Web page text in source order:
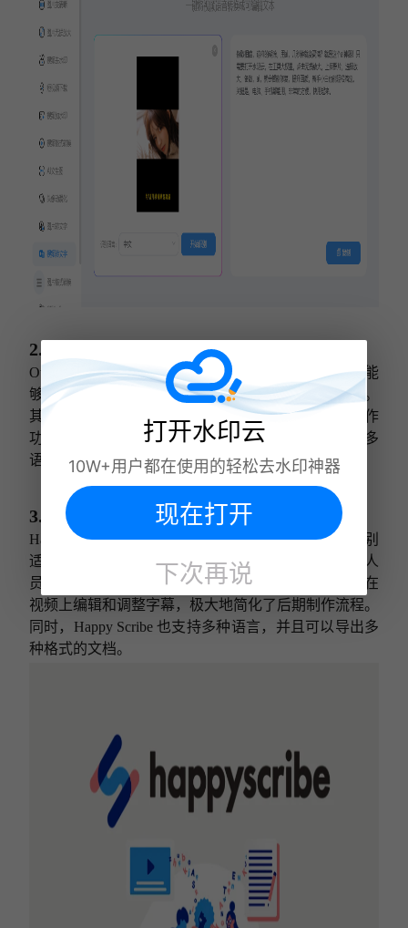
2.Otter.ai
Otter.ai 是一个广受好评的在线语音转文字服务，它能
够实时记录和转录会议、讲座或任何其他类型的对话。
其亮点在于高准确性的语音识别技术和强大的实时协作
功能。此外，它还支持多种语言，非常适合需要进行多
语言转录的用户使用。
3.Happy Scribe
Happy Scribe 是一款功能强大的视频转文字工具，特别
适合那些需要为视频内容制作字幕的创作者和营销人
员。除了基本的文字转录功能外，它还允许用户直接在
视频上编辑和调整字幕，极大地简化了后期制作流程。
同时，Happy Scribe 也支持多种语言，并且可以导出多
种格式的文档。
打开水印云
10W+用户都在使用的轻松去水印神器
现在打开
下次再说